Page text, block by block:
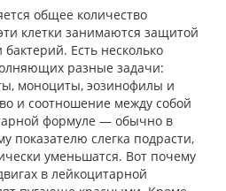
общее количество
клетки занимаются защитой
Есть несколько
разные задачи:
моноциты, эозинофилы и
и соотношение между собой
формуле — обычно в
показателю слегка подрасти,
уменьшатся. Вот почему
в лейкоцитарной